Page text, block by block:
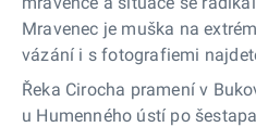
Mravenec je muška na
vázání i s fotografiemi
Řeka Cirocha pramení v
u Humenného ústí po